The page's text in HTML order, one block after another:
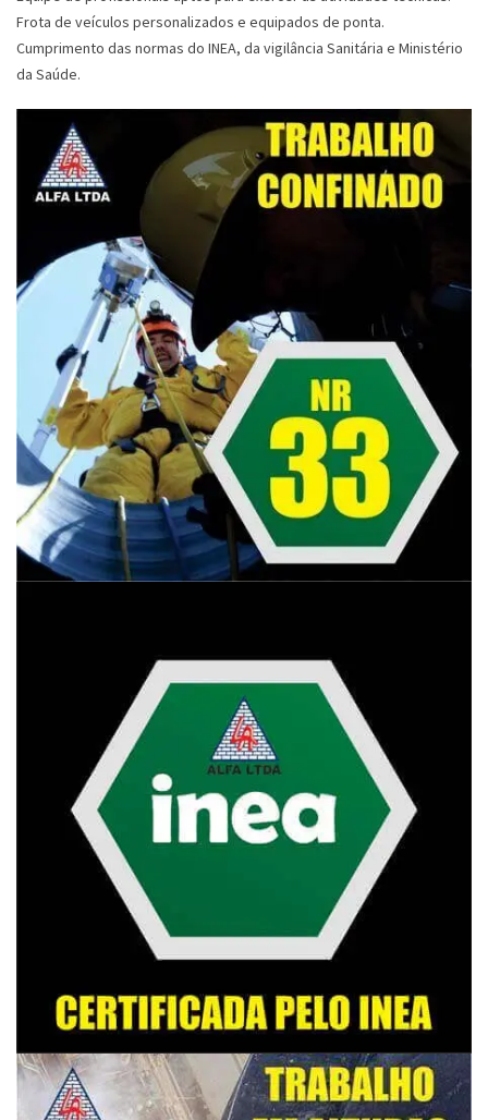
Frota de veículos personalizados e equipados de ponta.
Cumprimento das normas do INEA, da vigilância Sanitária e Ministério
da Saúde.